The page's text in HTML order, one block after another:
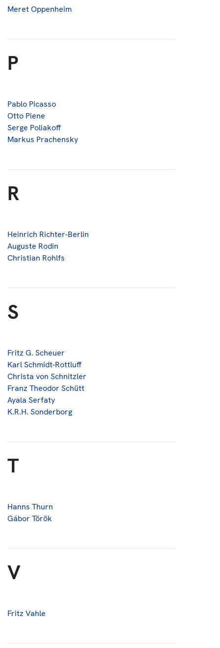
Meret Oppenheim
P
Pablo Picasso
Otto Piene
Serge Poliakoff
Markus Prachensky
R
Heinrich Richter-Berlin
Auguste Rodin
Christian Rohlfs
S
Fritz G. Scheuer
Karl Schmidt-Rottluff
Christa von Schnitzler
Franz Theodor Schütt
Ayala Serfaty
K.R.H. Sonderborg
T
Hanns Thurn
Gábor Török
V
Fritz Vahle